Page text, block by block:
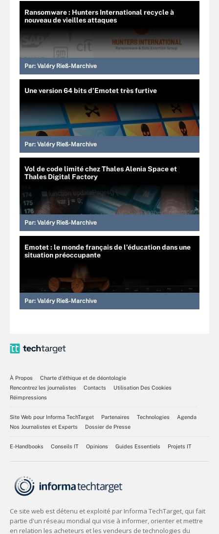
Ransomware : Hunters International recycle à
nouveau de vieilles attaques
Par: Valéry Rieß-Marchive
Une version 64 bits d’Emotet très furtive
Par: Valéry Rieß-Marchive
Vol de code limité chez Thales Alenia Space et
Thales Digital Factory
Par: Valéry Rieß-Marchive
Emotet : le monde français de l’éducation dans une
situation préoccupante
Par: Valéry Rieß-Marchive
À Propos
Charte d’éthique et de déontologie
Rencontrez les journalistes
Contacts
Utilisation Des Cookies
Réimpressions
Site Web pour Informa TechTarget Partenaires Technologies
Agenda
Nos Journalistes et Experts
Dossier de Presse
E-Handbooks Conseils IT Opinions Guides Essentiels Projets IT